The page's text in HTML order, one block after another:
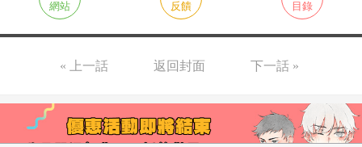
網站
反饋
目錄
« 上一話 返回封面 下一話 »